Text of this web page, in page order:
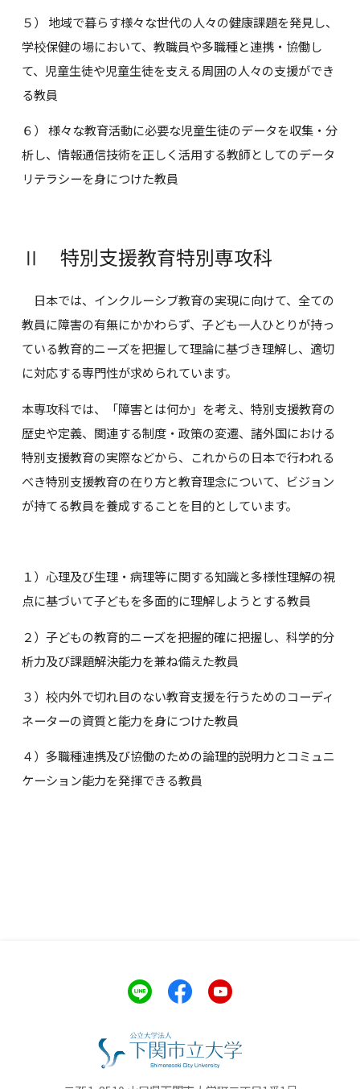
５） 地域で暮らす様々な世代の人々の健康課題を発見し、
学校保健の場において、教職員や多職種と連携・協働し
て、児童生徒や児童生徒を支える周囲の人々の支援ができ
る教員
６） 様々な教育活動に必要な児童生徒のデータを収集・分
析し、情報通信技術を正しく活用する教師としてのデータ
リテラシーを身につけた教員
Ⅱ 特別支援教育特別専攻科
日本では、インクルーシブ教育の実現に向けて、全ての
教員に障害の有無にかかわらず、子ども一人ひとりが持っ
ている教育的ニーズを把握して理論に基づき理解し、適切
に対応する専門性が求められています。
本専攻科では、「障害とは何か」を考え、特別支援教育の
歴史や定義、関連する制度・政策の変遷、諸外国における
特別支援教育の実際などから、これからの日本で行われる
べき特別支援教育の在り方と教育理念について、ビジョン
が持てる教員を養成することを目的としています。
１）心理及び生理・病理等に関する知識と多様性理解の視
点に基づいて子どもを多面的に理解しようとする教員
２）子どもの教育的ニーズを把握的確に把握し、科学的分
析力及び課題解決能力を兼ね備えた教員
３）校内外で切れ目のない教育支援を行うためのコーディ
ネーターの資質と能力を身につけた教員
４）多職種連携及び協働のための論理的説明力とコミュニ
ケーション能力を発揮できる教員